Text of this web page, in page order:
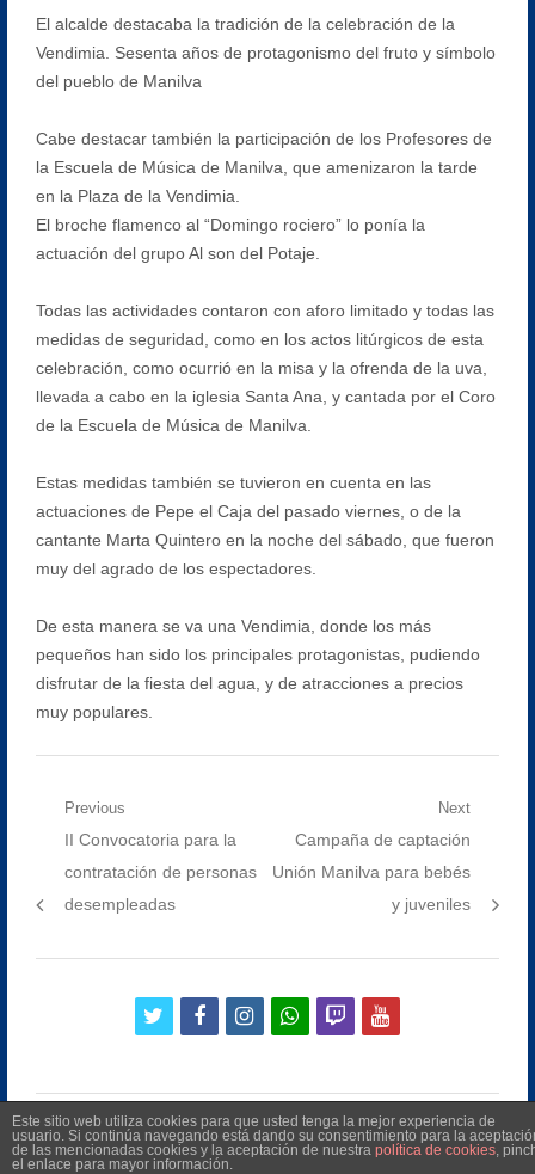
El alcalde destacaba la tradición de la celebración de la
Vendimia. Sesenta años de protagonismo del fruto y símbolo
del pueblo de Manilva
Cabe destacar también la participación de los Profesores de
la Escuela de Música de Manilva, que amenizaron la tarde
en la Plaza de la Vendimia.
El broche flamenco al “Domingo rociero” lo ponía la
actuación del grupo Al son del Potaje.
Todas las actividades contaron con aforo limitado y todas las
medidas de seguridad, como en los actos litúrgicos de esta
celebración, como ocurrió en la misa y la ofrenda de la uva,
llevada a cabo en la iglesia Santa Ana, y cantada por el Coro
de la Escuela de Música de Manilva.
Estas medidas también se tuvieron en cuenta en las
actuaciones de Pepe el Caja del pasado viernes, o de la
cantante Marta Quintero en la noche del sábado, que fueron
muy del agrado de los espectadores.
De esta manera se va una Vendimia, donde los más
pequeños han sido los principales protagonistas, pudiendo
disfrutar de la fiesta del agua, y de atracciones a precios
muy populares.
Navegación
entradas
Previous
Previous
post:
II Convocatoria para la
contratación de personas
desempleadas
Next
Next
post:
Campaña de captación
Unión Manilva para bebés
y juveniles
twitterfacebookinstagramwhatsapp
twitchyoutube
©2026 Radio Televisión Municipal de Manilva
Este sitio web utiliza cookies para que usted tenga la mejor experiencia de
usuario. Si continúa navegando está dando su consentimiento para la
de las mencionadas cookies y la aceptación de nuestra política de cookies,
el enlace para mayor información.